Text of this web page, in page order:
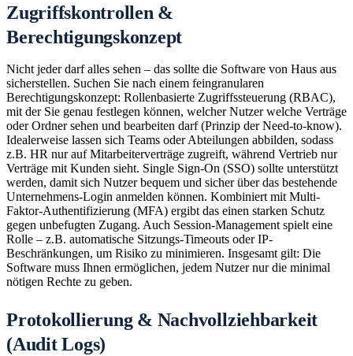
Zugriffskontrollen &
Berechtigungskonzept
Nicht jeder darf alles sehen – das sollte die Software von Haus aus
sicherstellen. Suchen Sie nach einem feingranularen
Berechtigungskonzept: Rollenbasierte Zugriffssteuerung (RBAC),
mit der Sie genau festlegen können, welcher Nutzer welche Verträge
oder Ordner sehen und bearbeiten darf (Prinzip der Need-to-know).
Idealerweise lassen sich Teams oder Abteilungen abbilden, sodass
z.B. HR nur auf Mitarbeiterverträge zugreift, während Vertrieb nur
Verträge mit Kunden sieht. Single Sign-On (SSO) sollte unterstützt
werden, damit sich Nutzer bequem und sicher über das bestehende
Unternehmens-Login anmelden können. Kombiniert mit Multi-
Faktor-Authentifizierung (MFA) ergibt das einen starken Schutz
gegen unbefugten Zugang. Auch Session-Management spielt eine
Rolle – z.B. automatische Sitzungs-Timeouts oder IP-
Beschränkungen, um Risiko zu minimieren. Insgesamt gilt: Die
Software muss Ihnen ermöglichen, jedem Nutzer nur die minimal
nötigen Rechte zu geben.
Protokollierung & Nachvollziehbarkeit
(Audit Logs)